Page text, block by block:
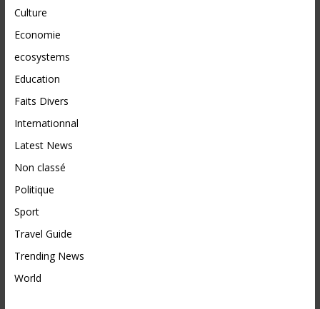
Culture
Economie
ecosystems
Education
Faits Divers
Internationnal
Latest News
Non classé
Politique
Sport
Travel Guide
Trending News
World